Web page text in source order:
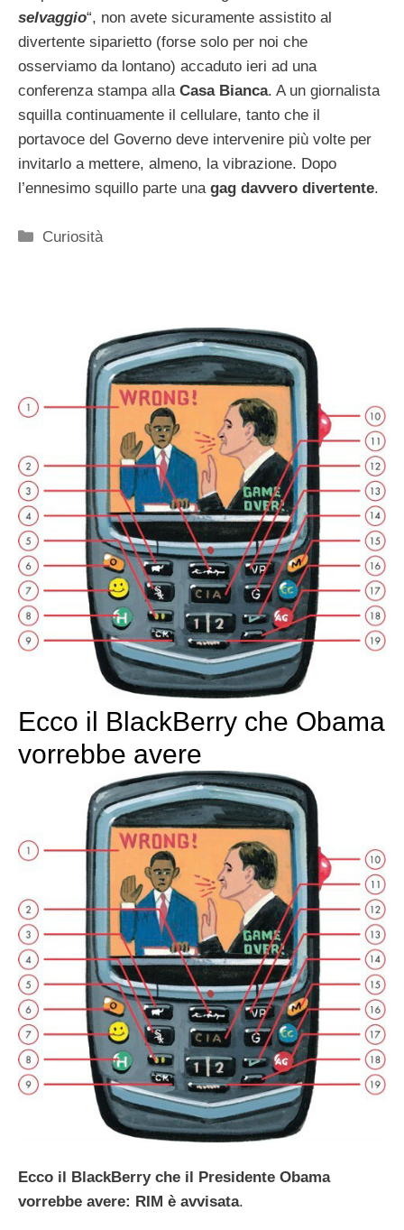
selvaggio“, non avete sicuramente assistito al
divertente siparietto (forse solo per noi che
osserviamo da lontano) accaduto ieri ad una
conferenza stampa alla Casa Bianca. A un giornalista
squilla continuamente il cellulare, tanto che il
portavoce del Governo deve intervenire più volte per
invitarlo a mettere, almeno, la vibrazione. Dopo
l’ennesimo squillo parte una gag davvero divertente.
Categorie
Curiosità
Ecco il BlackBerry che Obama
vorrebbe avere
Ecco il BlackBerry che il Presidente Obama
vorrebbe avere: RIM è avvisata.